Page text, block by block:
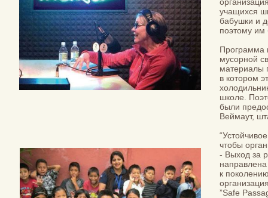
учащихся
бабушки и
поэтому им
Программа
мусорной
материалы
в котором
школе.
были
Веймаут,
чтобы
- Выход за
к
”Safe